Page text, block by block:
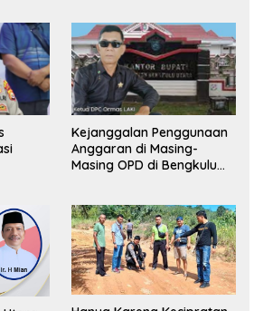
Kejanggalan Penggunaan
Anggaran di Masing-
Masing OPD di Bengkulu